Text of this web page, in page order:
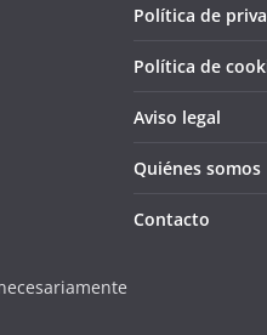
Política de
Política de
Aviso legal
Quiénes somos
Contacto